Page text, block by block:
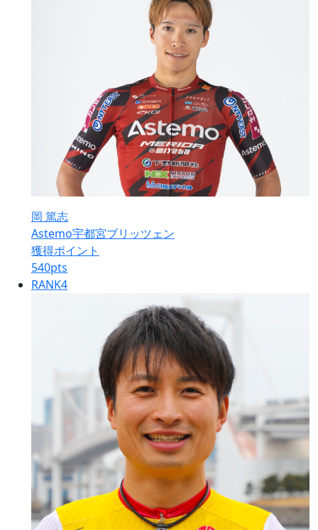
岡 篤志
Astemo宇都宮ブリッツェン
獲得ポイント
540pts
RANK4